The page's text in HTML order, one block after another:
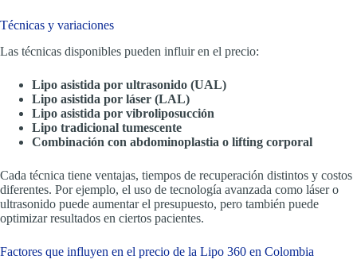
Técnicas y variaciones
Las técnicas disponibles pueden influir en el precio:
Lipo asistida por ultrasonido (UAL)
Lipo asistida por láser (LAL)
Lipo asistida por vibroliposucción
Lipo tradicional tumescente
Combinación con abdominoplastia o lifting corporal
Cada técnica tiene ventajas, tiempos de recuperación distintos y costos
diferentes. Por ejemplo, el uso de tecnología avanzada como láser o
ultrasonido puede aumentar el presupuesto, pero también puede
optimizar resultados en ciertos pacientes.
Factores que influyen en el precio de la Lipo 360 en Colombia